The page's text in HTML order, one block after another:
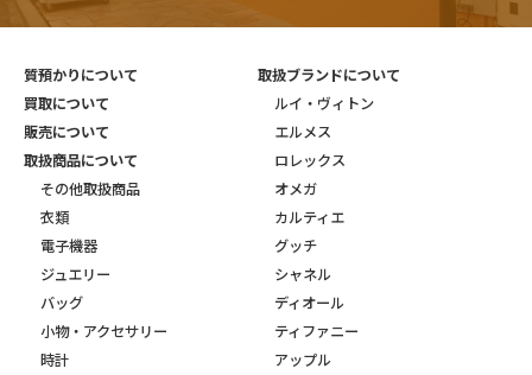
質預かりについて
買取について
販売について
取扱商品について
その他取扱商品
衣類
電子機器
ジュエリー
バッグ
小物・アクセサリー
時計
取扱ブランドについて
ルイ・ヴィトン
エルメス
ロレックス
オメガ
カルティエ
グッチ
シャネル
ディオール
ティファニー
アップル